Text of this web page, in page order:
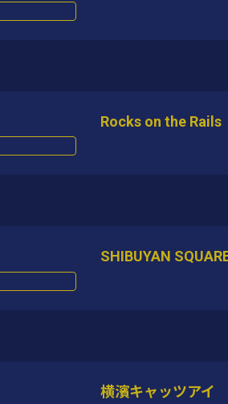
Rocks on the Rails
SHIBUYAN
横濱キャッツアイ